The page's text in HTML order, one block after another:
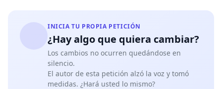
y sentimental de Cádiz.
Solicitamos, por tanto, que ese espacio pueda
recibir la denominación de
Vallejo Muñoz “Mazinger”, o la fórmula que
INICIA TU PROPIA PETICIÓN
¿Hay algo que quiera cambiar?
Los cambios no ocurren quedándose en
silencio.
El autor de esta petición alzó la voz y tomó
medidas. ¿Hará usted lo mismo?